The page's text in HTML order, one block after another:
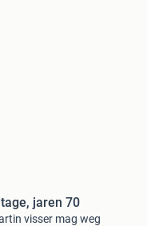
jaren 70
visser mag weg